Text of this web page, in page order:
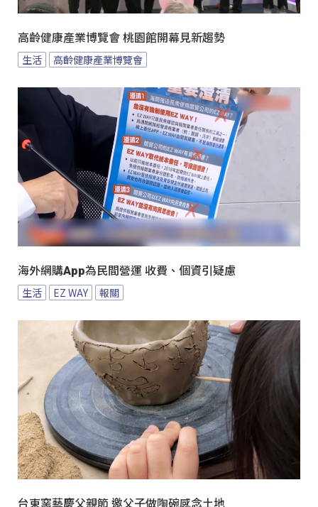
高齡健康產業博覽會 桃園館開幕見新趨勢
生活 高齡健康產業博覽會
海外網購App為民間營運 收費、個資引疑慮
生活 EZ WAY 報關
台東窯藝慶父親節 邀父子做陶碗感念土地